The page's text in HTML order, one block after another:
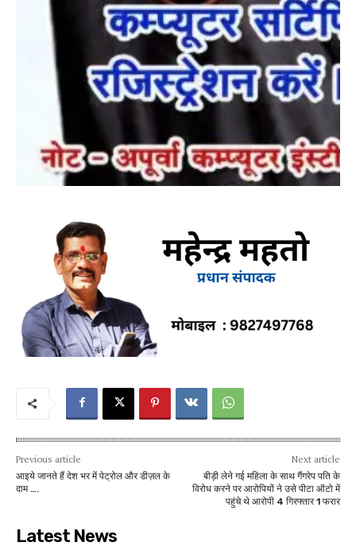
Previous article
आइये जानते हैं देश भर में पेट्रोल और डीज़ल के
दाम ….
Next article
बीड़ी लेने गई महिला के साथ गैंगरेप पति के
विरोध करने पर आरोपियों ने उसे पीटा ऑटो में
पहुंचे थे आरोपी 4 गिरफ्तार 1 फरार
Latest News